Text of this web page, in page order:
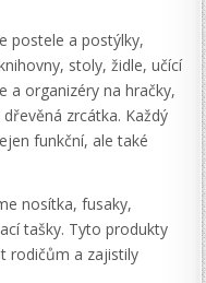
postele a postýlky,
stoly, židle, učící
a organizéry na hračky,
zrcátka. Každý
funkční, ale také
nosítka, fusaky,
tašky. Tyto produkty
rodičům a zajistily